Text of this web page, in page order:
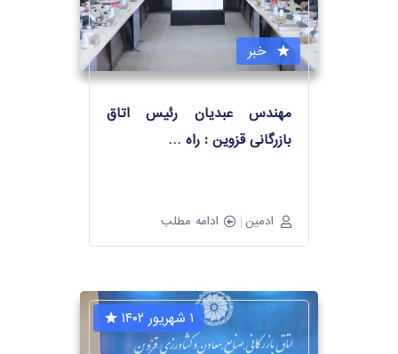
خبر
مهندس عبدیان رئیس اتاق
بازرگانی قزوین : راه …
ادمین ادامه مطلب
۱ شهریور ۱۴۰۲